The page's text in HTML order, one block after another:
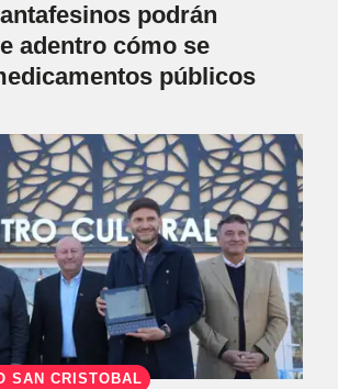
podrán
adentro cómo se
públicos
SAN CRISTÓBAL